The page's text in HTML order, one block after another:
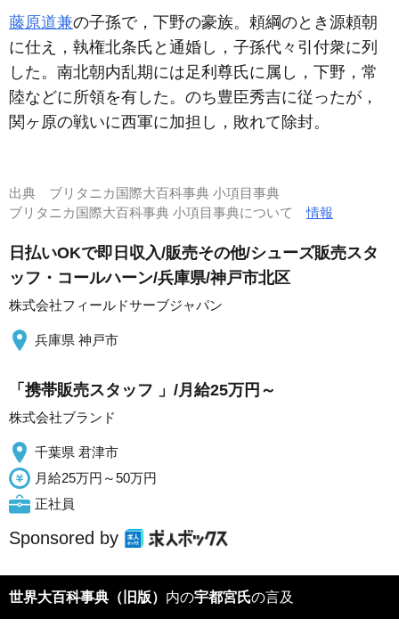
藤原道兼の子孫で，下野の豪族。頼綱のとき源頼朝
に仕え，執権北条氏と通婚し，子孫代々引付衆に列
した。南北朝内乱期には足利尊氏に属し，下野，常
陸などに所領を有した。のち豊臣秀吉に従ったが，
関ヶ原の戦いに西軍に加担し，敗れて除封。
出典 ブリタニカ国際大百科事典 小項目事典
ブリタニカ国際大百科事典 小項目事典について情報
日払いOKで即日収入/販売その他/シューズ販売スタ
ッフ・コールハーン/兵庫県/神戸市北区
株式会社フィールドサーブジャパン
兵庫県 神戸市
「携帯販売スタッフ 」/月給25万円～
株式会社ブランド
千葉県 君津市
月給25万円～50万円
正社員
Sponsored by
世界大百科事典（旧版） 内の宇都宮氏の言及